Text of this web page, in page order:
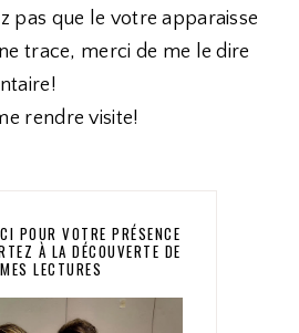
pas que le votre apparaisse
trace, merci de me le dire
rendre visite!
POUR VOTRE PRÉSENCE
À LA DÉCOUVERTE DE
MES LECTURES